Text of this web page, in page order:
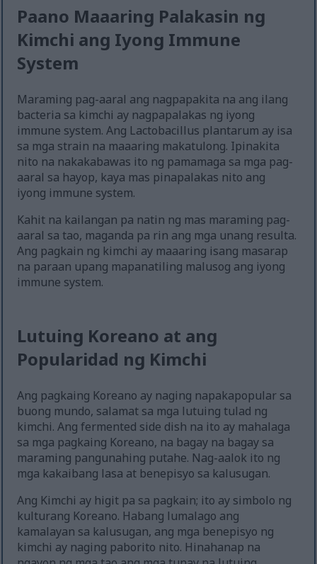
Paano Maaaring Palakasin ng
Kimchi ang Iyong Immune
System
Maraming pag-aaral ang nagpapakita na ang ilang
bacteria sa kimchi ay nagpapalakas ng iyong
immune system. Ang Lactobacillus plantarum ay isa
sa mga strain na maaaring makatulong. Ipinakita
nito na nakakabawas ito ng pamamaga sa mga pag-
aaral sa hayop, kaya mas pinapalakas nito ang
iyong immune system.
Kahit na kailangan pa natin ng mas maraming pag-
aaral sa tao, maganda pa rin ang mga unang resulta.
Ang pagkain ng kimchi ay maaaring isang masarap
na paraan upang mapanatiling malusog ang iyong
immune system.
Lutuing Koreano at ang
Popularidad ng Kimchi
Ang pagkaing Koreano ay naging napakapopular sa
buong mundo, salamat sa mga lutuing tulad ng
kimchi. Ang fermented side dish na ito ay mahalaga
sa mga pagkaing Koreano, na bagay na bagay sa
maraming pangunahing putahe. Nag-aalok ito ng
mga kakaibang lasa at benepisyo sa kalusugan.
Ang Kimchi ay higit pa sa pagkain; ito ay simbolo ng
kulturang Koreano. Habang lumalago ang
kamalayan sa kalusugan, ang mga benepisyo ng
kimchi ay naging paborito nito. Hinahanap na